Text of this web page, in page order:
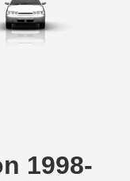
1998-